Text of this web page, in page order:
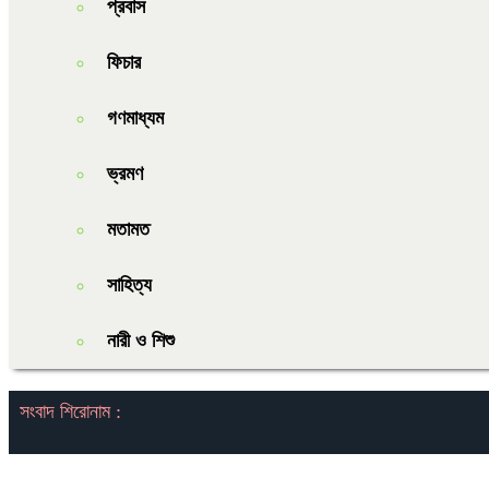
প্রবাস
ফিচার
গণমাধ্যম
ভ্রমণ
মতামত
সাহিত্য
নারী ও শিশু
সংবাদ শিরোনাম :